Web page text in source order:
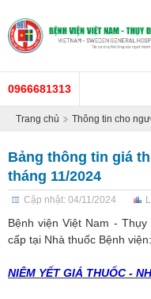
0966681313
Trang chủ Thông tin cho
Bảng thông tin giá
tháng 11/2024
Cập nhật: 04/11/2024
Bệnh viện Việt Nam -
cấp tại Nhà thuốc Bệnh viện:
NIÊM YẾT GIÁ THUỐC -